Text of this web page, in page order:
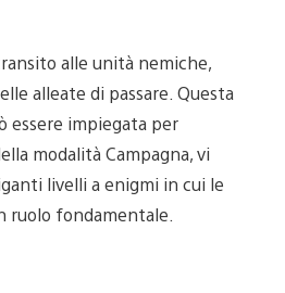
alle unità nemiche,
alleate di passare. Questa
essere impiegata per
modalità Campagna, vi
livelli a enigmi in cui le
ruolo fondamentale.